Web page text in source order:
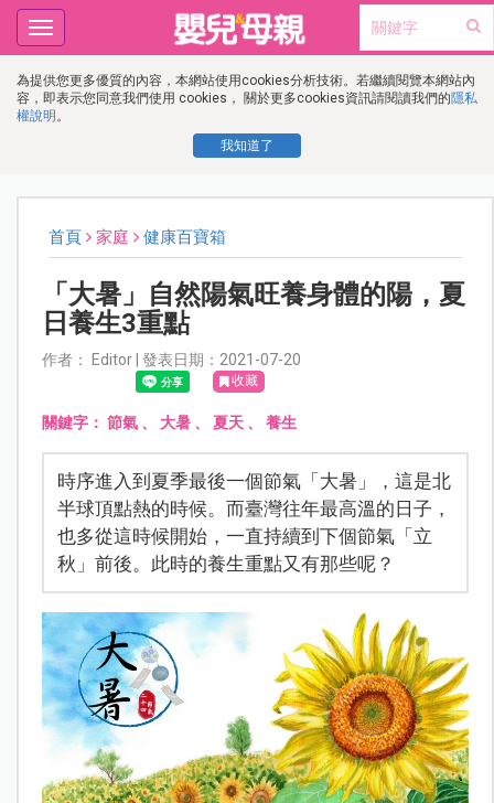
為提供您更多優質的內容，本網站使用cookies分析技術。若繼續閱覽本網站內
容，即表示您同意我們使用 cookies， 關於更多cookies資訊請閱讀我們的隱私
權說明 。
我知道了
Toggle
navigation
首頁 家庭 健康百寶箱
「大暑」自然陽氣旺養身體的陽，夏
日養生3重點
作者： Editor | 發表日期：2021-07-20
收藏
關鍵字： 節氣、 大暑、 夏天、 養生
時序進入到夏季最後一個節氣「大暑」，這是北
半球頂點熱的時候。而臺灣往年最高溫的日子，
也多從這時候開始，一直持續到下個節氣「立
秋」前後。此時的養生重點又有那些呢？